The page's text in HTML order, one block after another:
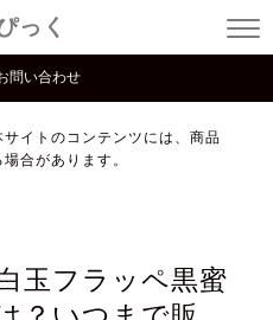
っく
問い合わせ
イトのコンテンツには、商品
合があります。
玉フラッペ黒蜜